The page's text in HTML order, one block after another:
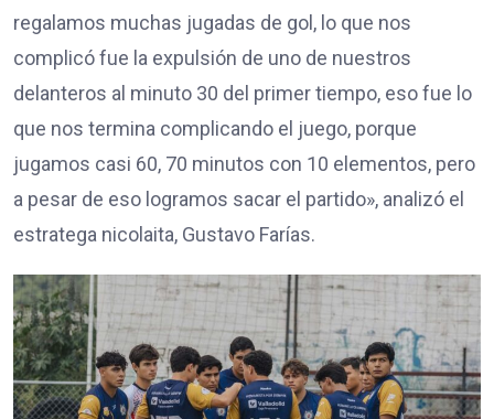
regalamos muchas jugadas de gol, lo que nos
complicó fue la expulsión de uno de nuestros
delanteros al minuto 30 del primer tiempo, eso fue lo
que nos termina complicando el juego, porque
jugamos casi 60, 70 minutos con 10 elementos, pero
a pesar de eso logramos sacar el partido», analizó el
estratega nicolaita, Gustavo Farías.